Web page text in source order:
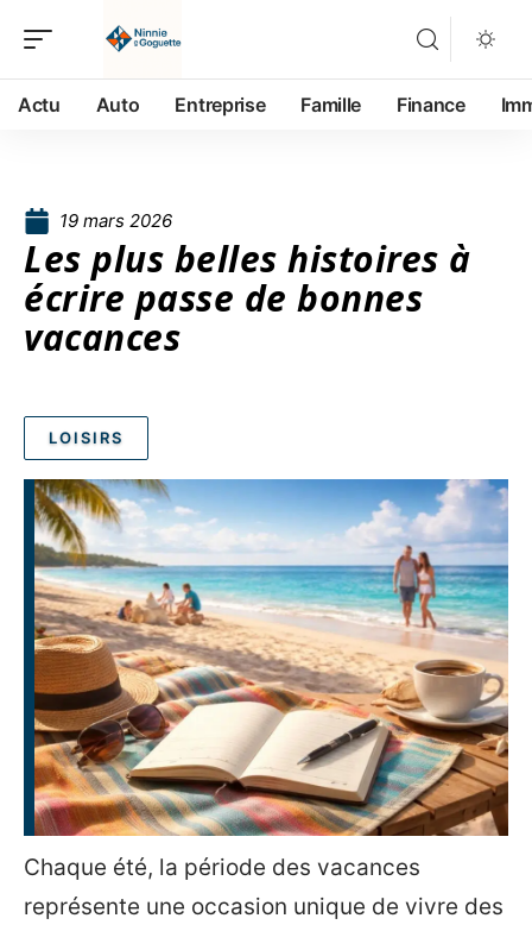
Actu Auto Entreprise Famille Finance
19 mars 2026
Les plus belles histoires à
écrire passe de bonnes
vacances
LOISIRS
Chaque été, la période des vacances
représente une occasion unique de vivre des